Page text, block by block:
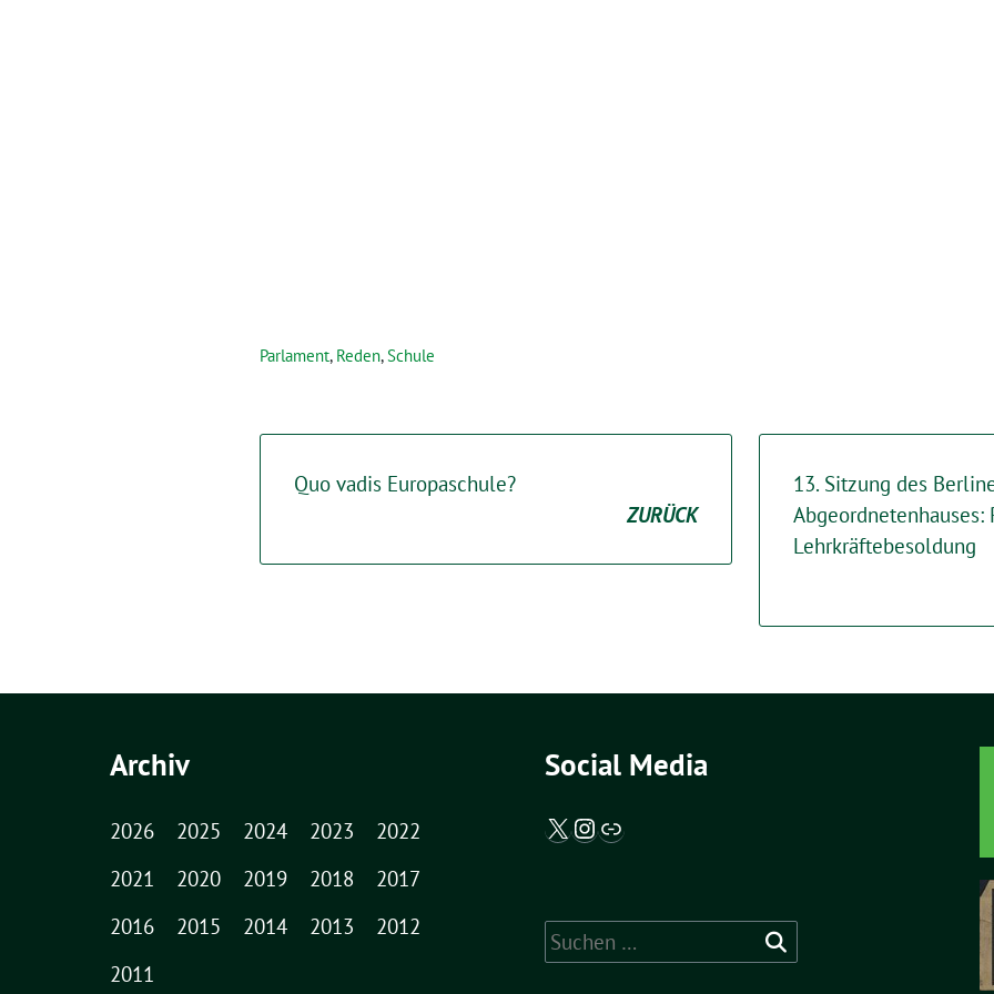
Parlament, Reden,Schule
Quo vadis Europaschule?
ZURÜCK
13. Sitzung des
Abgeordnetenhauses:
Lehrkräftebesoldung
Archiv
2026 2025 2024 2023
2022
2021
2020 2019 2018
2017
2016
2015 2014 2013
2012
2011
Social Media
X / Twitter
Instagram
Abgeordnetenwatch
Suche
nach: